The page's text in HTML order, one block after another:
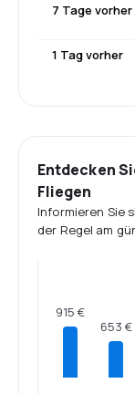
7 Tage vorher
1 Tag vorher
Entdecken
Fliegen
Informieren Sie
der Regel am
915 €
653 €